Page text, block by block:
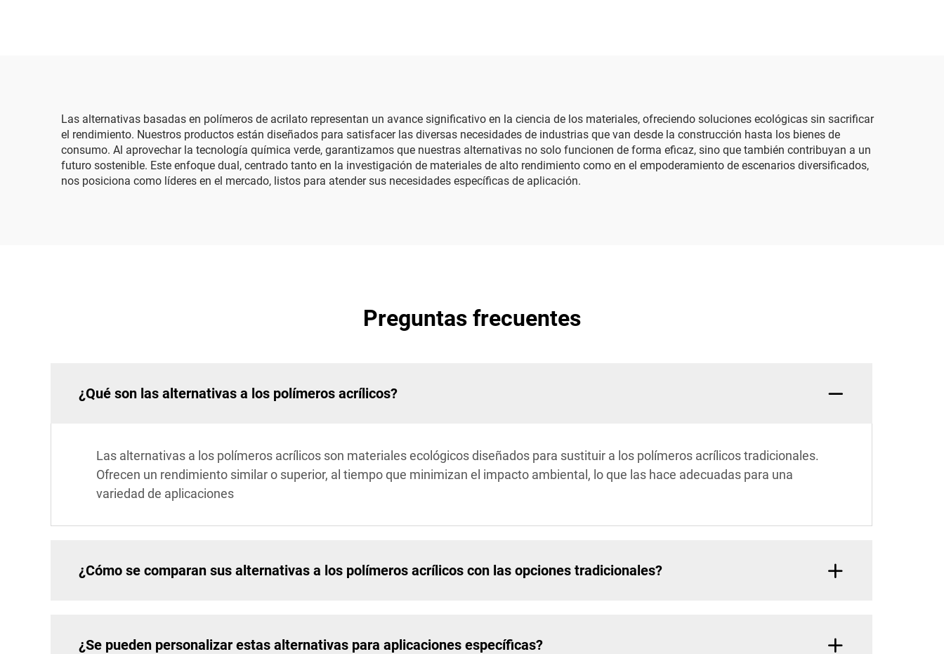
Las alternativas basadas en polímeros de acrilato representan un avance significativo en la ciencia de los materiales, ofreciendo soluciones ecológicas sin sacrificar
el rendimiento. Nuestros productos están diseñados para satisfacer las diversas necesidades de industrias que van desde la construcción hasta los bienes de
consumo. Al aprovechar la tecnología química verde, garantizamos que nuestras alternativas no solo funcionen de forma eficaz, sino que también contribuyan a un
futuro sostenible. Este enfoque dual, centrado tanto en la investigación de materiales de alto rendimiento como en el empoderamiento de escenarios diversificados,
nos posiciona como líderes en el mercado, listos para atender sus necesidades específicas de aplicación.
Preguntas frecuentes
¿Qué son las alternativas a los polímeros acrílicos?
Las alternativas a los polímeros acrílicos son materiales ecológicos diseñados para sustituir a los polímeros acrílicos tradicionales.
Ofrecen un rendimiento similar o superior, al tiempo que minimizan el impacto ambiental, lo que las hace adecuadas para una
variedad de aplicaciones
¿Cómo se comparan sus alternativas a los polímeros acrílicos con las opciones tradicionales?
¿Se pueden personalizar estas alternativas para aplicaciones específicas?